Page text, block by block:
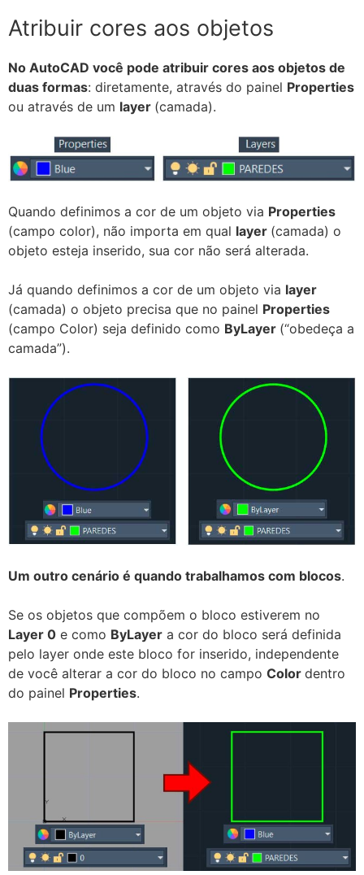
Atribuir cores aos objetos
No AutoCAD você pode atribuir cores aos objetos de
duas formas: diretamente, através do painel Properties
ou através de um layer (camada).
Quando definimos a cor de um objeto via Properties
(campo color), não importa em qual layer (camada) o
objeto esteja inserido, sua cor não será alterada.
Já quando definimos a cor de um objeto via layer
(camada) o objeto precisa que no painel Properties
(campo Color) seja definido como ByLayer (“obedeça a
camada”).
Um outro cenário é quando trabalhamos com blocos.
Se os objetos que compõem o bloco estiverem no
Layer 0 e como ByLayer a cor do bloco será definida
pelo layer onde este bloco for inserido, independente
de você alterar a cor do bloco no campo Color dentro
do painel Properties.